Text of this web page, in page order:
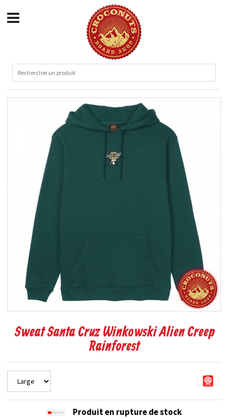
Sweat Santa Cruz Winkowski Alien Creep
Rainforest
Produit en rupture de stock